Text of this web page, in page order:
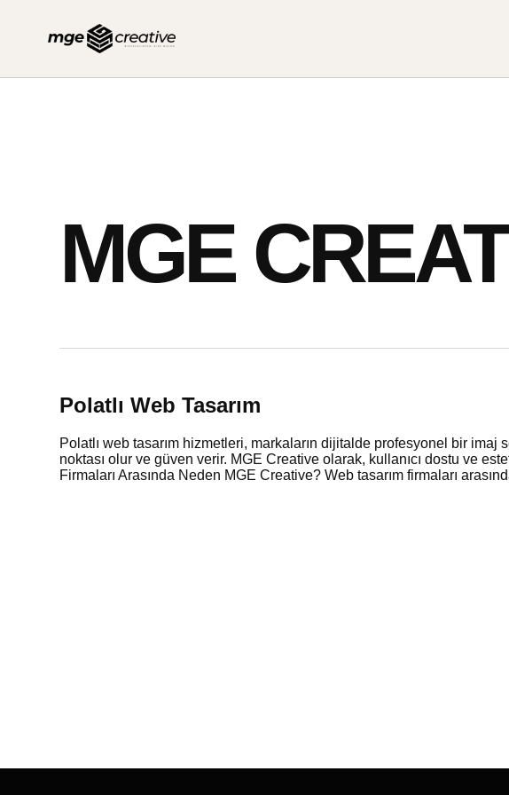
MGE
Polatlı Web Tasarım
Polatlı web tasarım hizmetleri, markaların dijitalde profesyonel bir
noktası olur ve güven verir. MGE Creative olarak, kullanıcı dostu ve
Firmaları Arasında Neden MGE Creative? Web tasarım firmaları